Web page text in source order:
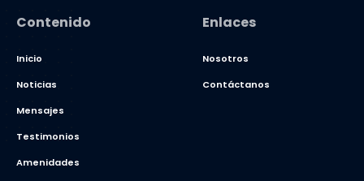
Contenido
Inicio
Noticias
Mensajes
Testimonios
Amenidades
Enlaces
Nosotros
Contáctanos